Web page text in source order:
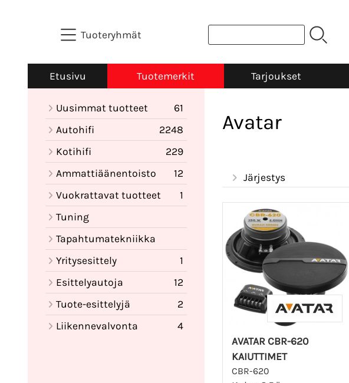
Tuoteryhmät
Etusivu Tuotemerkit Tarjoukset
Uusimmat tuotteet
61
Autohifi
2248
Kotihifi
229
Ammattiäänentoisto
12
Vuokrattavat tuotteet
1
Tuning
Tapahtumatekniikka
Yritysesittely
1
Esittelyautoja
12
Tuote-esittelyjä
2
Liikennevalvonta
4
Avatar
Järjestys
AVATAR CBR-620
KAIUTTIMET
CBR-620